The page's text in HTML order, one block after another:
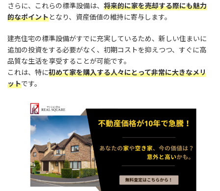
さらに、これらの標準設備は、 将来的に家を売却する際にも魅力
的なポイントとなり、資産価値の維持に寄与します。
建売住宅の標準設備がすでに充実しているため、新しい住まいに
追加の投資をする必要がなく、初期コストを抑えつつ、すぐに高
品質な生活を享受することが可能です。
これは、特に初めて家を購入する人々にとって非常に大きなメリ
ットです。